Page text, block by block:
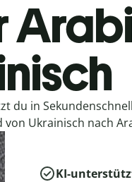
du in
Ukrainisch nach
KI-